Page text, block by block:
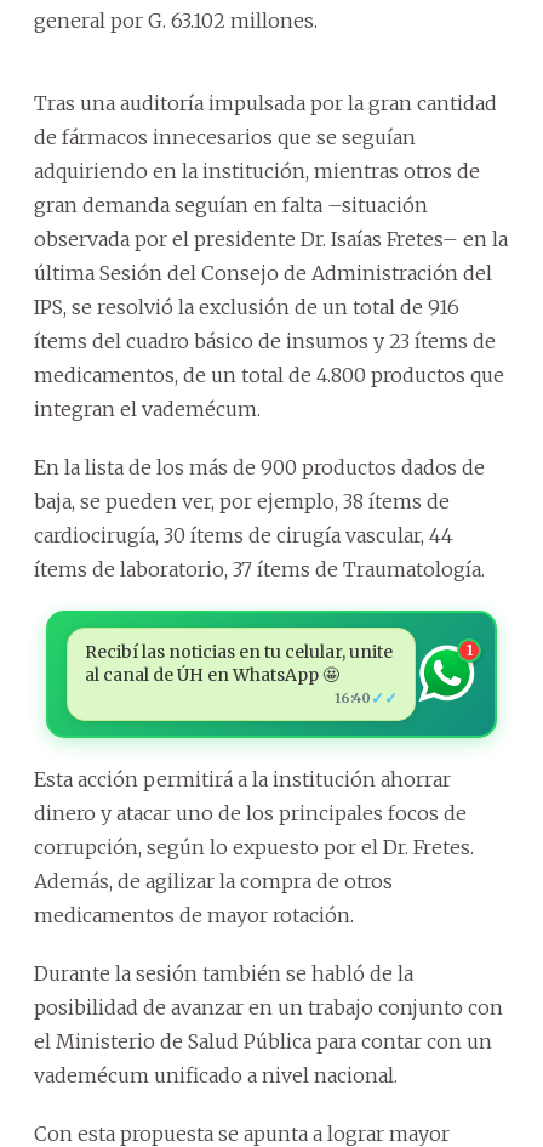
general por G. 63.102 millones.
Tras una auditoría impulsada por la gran cantidad
de fármacos innecesarios que se seguían
adquiriendo en la institución, mientras otros de
gran demanda seguían en falta –situación
observada por el presidente Dr. Isaías Fretes– en la
última Sesión del Consejo de Administración del
IPS, se resolvió la exclusión de un total de 916
ítems del cuadro básico de insumos y 23 ítems de
medicamentos, de un total de 4.800 productos que
integran el vademécum.
En la lista de los más de 900 productos dados de
baja, se pueden ver, por ejemplo, 38 ítems de
cardiocirugía, 30 ítems de cirugía vascular, 44
ítems de laboratorio, 37 ítems de Traumatología.
Recibí las noticias en tu celular, unite
al canal de ÚH en WhatsApp 🤩
16:40 ✓✓
1
Esta acción permitirá a la institución ahorrar
dinero y atacar uno de los principales focos de
corrupción, según lo expuesto por el Dr. Fretes.
Además, de agilizar la compra de otros
medicamentos de mayor rotación.
Durante la sesión también se habló de la
posibilidad de avanzar en un trabajo conjunto con
el Ministerio de Salud Pública para contar con un
vademécum unificado a nivel nacional.
Con esta propuesta se apunta a lograr mayor